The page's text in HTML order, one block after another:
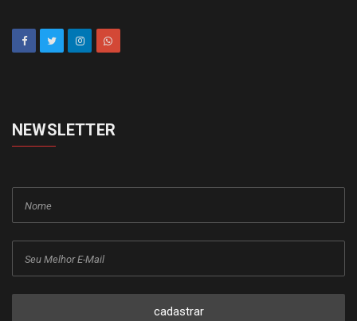
NEWSLETTER
cadastrar